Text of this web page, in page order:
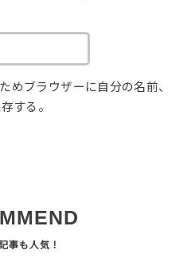
めブラウザーに自分の名前、
する。